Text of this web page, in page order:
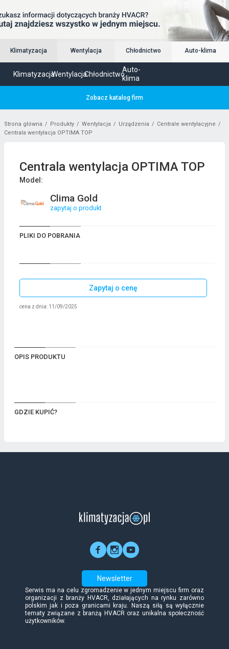
Klimatyzacja Wentylacja Chłodnictwo Auto-klima
KlimatyzacjaWentylacjaChłodnictwo
Auto-
klima
Zobacz katalog firm
Strona główna Produkty Wentylacja Urządzenia
Centrale wentylacyjne
Centrala wentylacja OPTIMA TOP
Centrala wentylacja OPTIMA TOP
Model:
Clima Gold
zapytaj o produkt
PLIKI DO POBRANIA
Zapytaj o cenę
cena z dnia: 11/09/2025
OPIS PRODUKTU
GDZIE KUPIĆ?
Newsletter
Serwis ma na celu zgromadzenie w jednym miejscu firm oraz
organizacji z branży HVACR, działających na rynku zarówno
polskim jak i poza granicami kraju. Naszą siłą są wyłącznie
tematy związane z branżą HVACR oraz unikalna społeczność
użytkowników.